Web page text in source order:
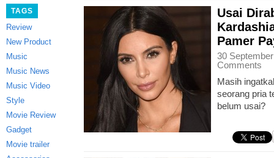
TAGS
Review
New Product
Music
Music News
Music Video
Style
Movie Review
Gadget
Movie trailer
Usai
Pamer
30
Comments
Masih
seorang pria
belum usai?